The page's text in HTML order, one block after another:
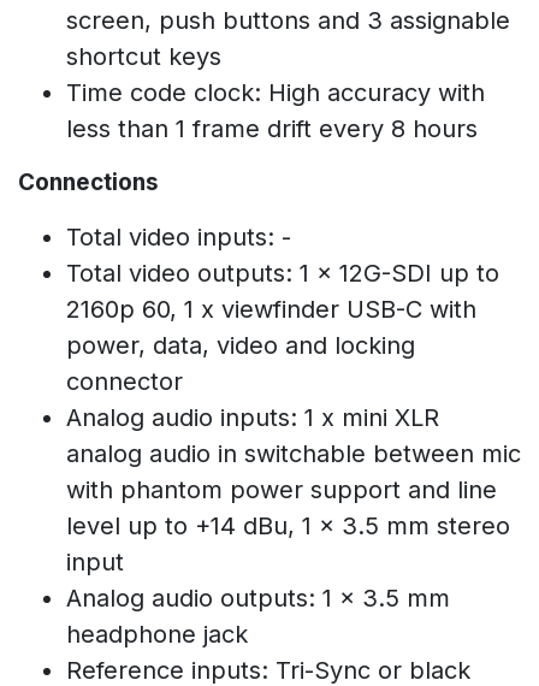
screen, push buttons and 3 assignable
shortcut keys
Time code clock: High accuracy with
less than 1 frame drift every 8 hours
Connections
Total video inputs: -
Total video outputs: 1 x 12G-SDI up to
2160p 60, 1 x viewfinder USB-C with
power, data, video and locking
connector
Analog audio inputs: 1 x mini XLR
analog audio in switchable between mic
with phantom power support and line
level up to +14 dBu, 1 x 3.5 mm stereo
input
Analog audio outputs: 1 x 3.5 mm
headphone jack
Reference inputs: Tri-Sync or black